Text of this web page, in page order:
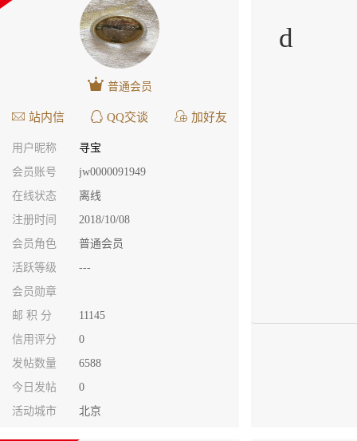
普通会员
站内信 QQ交谈 加好友
用户昵称
寻宝
会员账号
jw0000091949
在线状态
离线
注册时间
2018/10/08
会员角色
普通会员
活跃等级
---
会员勋章
邮 积 分
11145
信用评分
0
发帖数量
6588
今日发帖
0
活动城市
北京
d